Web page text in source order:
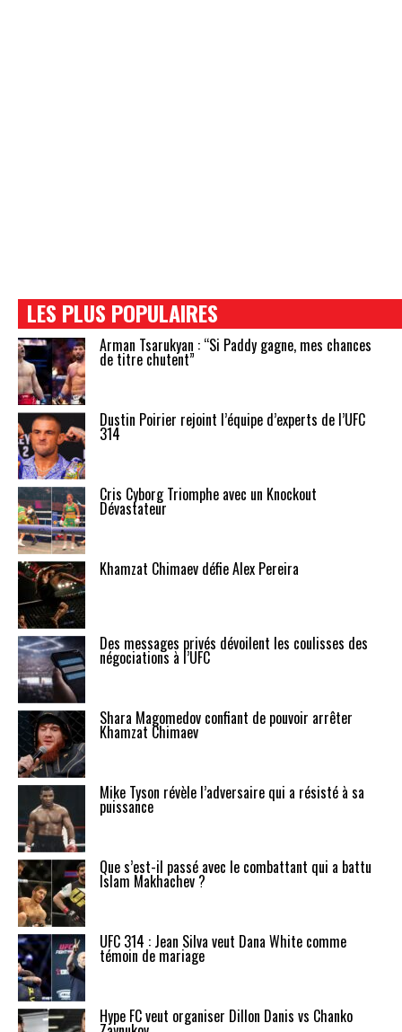
LES PLUS POPULAIRES
Arman Tsarukyan : “Si Paddy gagne, mes chances
de titre chutent”
Dustin Poirier rejoint l’équipe d’experts de l’UFC
314
Cris Cyborg Triomphe avec un Knockout
Dévastateur
Khamzat Chimaev défie Alex Pereira
Des messages privés dévoilent les coulisses des
négociations à l’UFC
Shara Magomedov confiant de pouvoir arrêter
Khamzat Chimaev
Mike Tyson révèle l’adversaire qui a résisté à sa
puissance
Que s’est-il passé avec le combattant qui a battu
Islam Makhachev ?
UFC 314 : Jean Silva veut Dana White comme
témoin de mariage
Hype FC veut organiser Dillon Danis vs Chanko